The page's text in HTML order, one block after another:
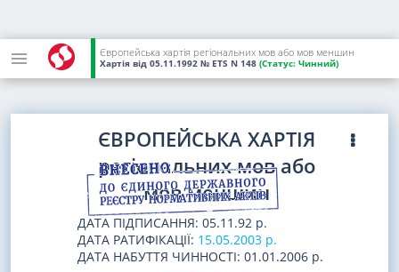
Європейська хартія регіональних мов або мов меншин
Хартія від 05.11.1992 № ETS N 148 (Статус: Чинний)
ЄВРОПЕЙСЬКА ХАРТІЯ
регіональних мов або
мов меншин
ДАТА ПІДПИСАННЯ: 05.11.92 р.
ДАТА РАТИФІКАЦІЇ: 15.05.2003 р.
ДАТА НАБУТТЯ ЧИННОСТІ: 01.01.2006 р.